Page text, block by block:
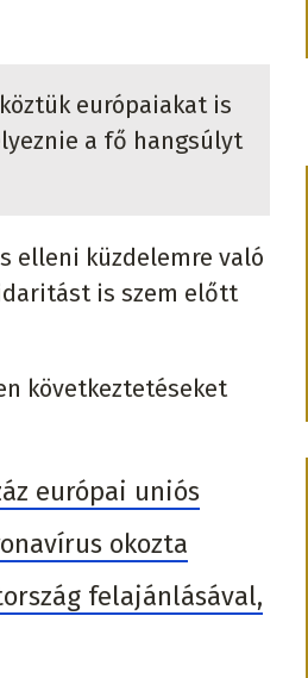
európaiakat is
a fő hangsúlyt
elleni küzdelemre való
is szem előtt
következtetéseket
európai uniós
okozta
felajánlásával,